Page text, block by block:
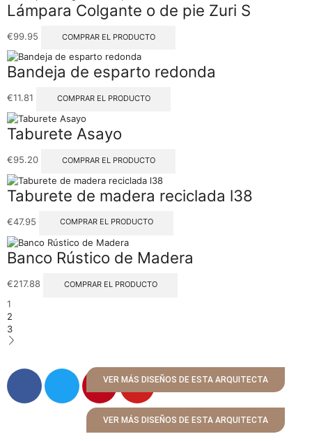
Lámpara Colgante o de pie Zuri S
€99.95 COMPRAR EL PRODUCTO
Bandeja de esparto redonda
€11.81 COMPRAR EL PRODUCTO
Taburete Asayo
€95.20 COMPRAR EL PRODUCTO
Taburete de madera reciclada l38
€47.95 COMPRAR EL PRODUCTO
Banco Rústico de Madera
€217.88 COMPRAR EL PRODUCTO
1
2
3
VER MÁS DISEÑOS DE ESTA ARQUITECTA
VER MÁS DISEÑOS DE ESTA ARQUITECTA